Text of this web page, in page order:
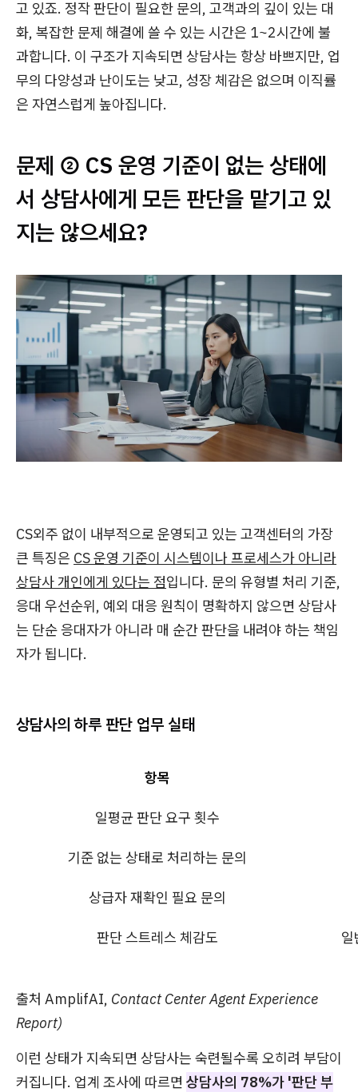
고 있죠. 정작 판단이 필요한 문의, 고객과의 깊이 있는 대
화, 복잡한 문제 해결에 쓸 수 있는 시간은 1~2시간에 불
과합니다. 이 구조가 지속되면 상담사는 항상 바쁘지만, 업
무의 다양성과 난이도는 낮고, 성장 체감은 없으며 이직률
은 자연스럽게 높아집니다.
문제 ② CS 운영 기준이 없는 상태에
서 상담사에게 모든 판단을 맡기고 있
지는 않으세요?
CS외주 없이 내부적으로 운영되고 있는 고객센터의 가장
큰 특징은 CS 운영 기준이 시스템이나 프로세스가 아니라
상담사 개인에게 있다는 점입니다. 문의 유형별 처리 기준,
응대 우선순위, 예외 대응 원칙이 명확하지 않으면 상담사
는 단순 응대자가 아니라 매 순간 판단을 내려야 하는 책임
자가 됩니다.
상담사의 하루 판단 업무 실태
항목
일평균 판단 요구 횟수
기준 없는 상태로 처리하는 문의
상급자 재확인 필요 문의
판단 스트레스 체감도 일
출처 AmplifAI, Contact Center Agent Experience
Report)
이런 상태가 지속되면 상담사는 숙련될수록 오히려 부담이
커집니다. 업계 조사에 따르면 상담사의 78%가 '판단 부